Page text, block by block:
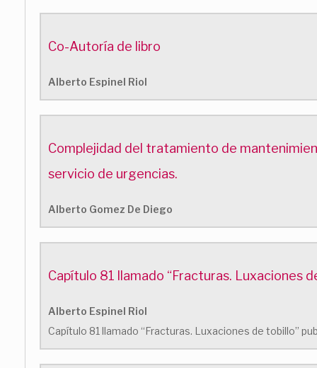
Co-Autoría de libro
Alberto Espinel Riol
Complejidad del tratamiento de
servicio de urgencias.
Alberto Gomez De Diego
Capítulo 81 llamado “Fracturas. Luxaciones
Alberto Espinel Riol
Capítulo 81 llamado “Fracturas. Luxaciones de tobillo”